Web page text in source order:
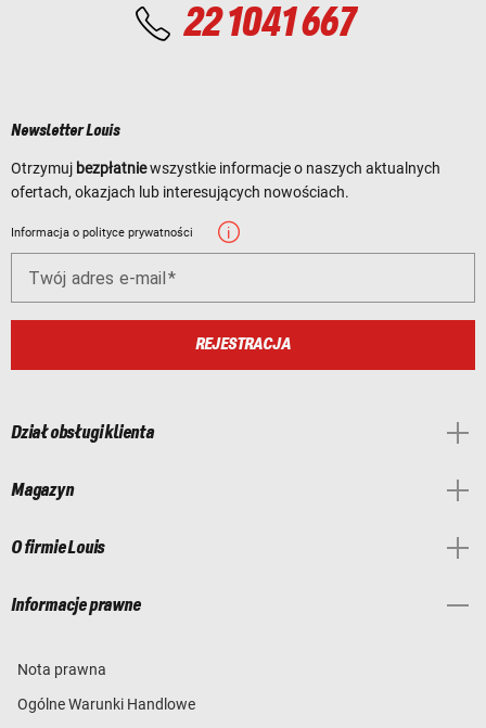
22 1041 667
Newsletter Louis
Otrzymuj bezpłatniewszystkie informacje o naszych aktualnych
ofertach, okazjach lub interesujących nowościach.
Informacja o polityce prywatności
Twój adres e-mail
REJESTRACJA
Dział obsługi klienta
Magazyn
O firmie Louis
Informacje prawne
Nota prawna
Ogólne Warunki Handlowe